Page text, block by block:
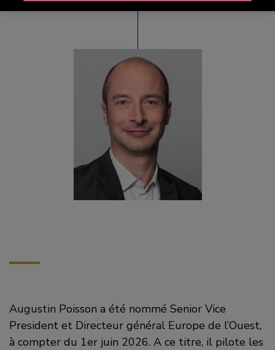
Augustin Poisson a été nommé Senior Vice
President et Directeur général Europe de l’Ouest,
à compter du 1er juin 2026. A ce titre, il pilote les